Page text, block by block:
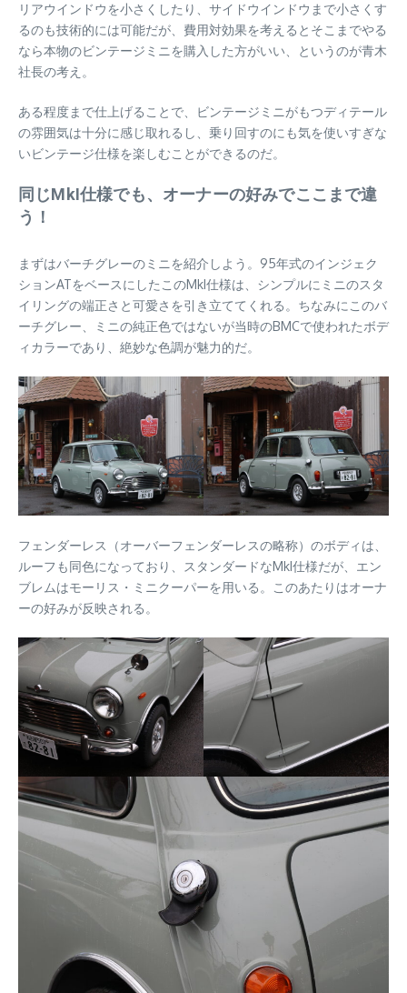
リアウインドウを小さくしたり、サイドウインドウまで小さくす
るのも技術的には可能だが、費用対効果を考えるとそこまでやる
なら本物のビンテージミニを購入した方がいい、というのが青木
社長の考え。
ある程度まで仕上げることで、ビンテージミニがもつディテール
の雰囲気は十分に感じ取れるし、乗り回すのにも気を使いすぎな
いビンテージ仕様を楽しむことができるのだ。
同じMkI仕様でも、オーナーの好みでここまで違
う！
まずはバーチグレーのミニを紹介しよう。95年式のインジェク
ションATをベースにしたこのMkI仕様は、シンプルにミニのスタ
イリングの端正さと可愛さを引き立ててくれる。ちなみにこのバ
ーチグレー、ミニの純正色ではないが当時のBMCで使われたボデ
ィカラーであり、絶妙な色調が魅力的だ。
フェンダーレス（オーバーフェンダーレスの略称）のボディは、
ルーフも同色になっており、スタンダードなMkI仕様だが、エン
ブレムはモーリス・ミニクーパーを用いる。このあたりはオーナ
ーの好みが反映される。